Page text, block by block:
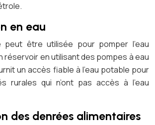
en eau
peut être utilisée pour pomper l’eau
réservoir en utilisant des pompes à eau
un accès fiable à l’eau potable pour
rurales qui n’ont pas accès à l’eau
des denrées alimentaires